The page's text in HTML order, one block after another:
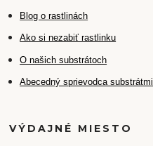
Blog o rastlinách
Ako si nezabiť rastlinku
O našich substrátoch
Abecedný sprievodca substrátmi
VÝDAJNÉ MIESTO